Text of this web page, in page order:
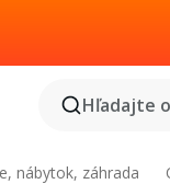
Hľadajte
nábytok, záhrada